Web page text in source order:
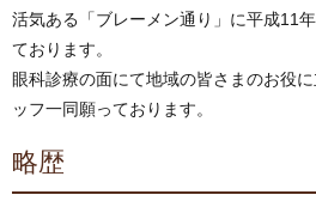
活気ある「ブレーメン通り」に平成11
ております。
眼科診療の面にて地域の皆さまのお役
ッフ一同願っております。
略歴